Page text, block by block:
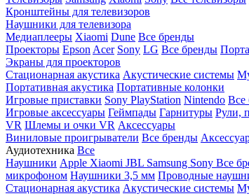
Кронштейны для телевизоров
Наушники для телевизора
Медиаплееры Xiaomi Dune Все бренды
Проекторы Epson Acer Sony LG Все бренды
Экраны для проекторов
Стационарная акустика Акустические системы
Портативная акустика Портативные колонки
Игровые приставки Sony PlayStation Nintendo Все
Игровые аксессуары Геймпады Гарнитуры Рули,
VR Шлемы и очки VR Аксессуары
Виниловые проигрыватели Все бренды
Аудиотехника Все
Наушники Apple Xiaomi JBL Samsung Sony Все
микрофоном Наушники 3,5 мм Проводные
Стационарная акустика Акустические системы